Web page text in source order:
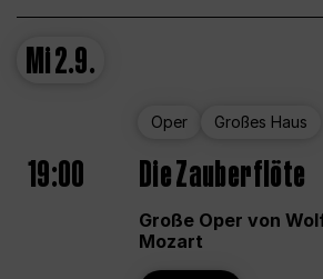
Mi2.9.
Oper Großes Haus
19:00 Die Zauberflöte
Große Oper von
Mozart